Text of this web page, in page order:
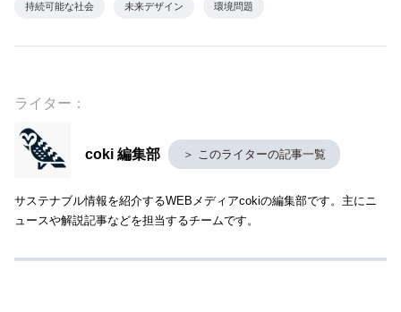
持続可能な社会 未来デザイン 環境問題
ライター：
coki 編集部 ＞ このライターの記事一覧
サステナブル情報を紹介するWEBメディアcokiの編集部です。主にニ
ュースや解説記事などを担当するチームです。